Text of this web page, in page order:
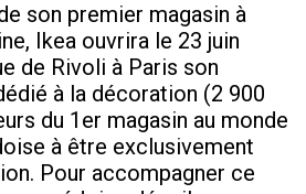
son premier magasin à
Ikea ouvrira le 23 juin
de Rivoli à Paris son
à la décoration (2 900
du 1er magasin au monde
à être exclusivement
Pour accompagner ce